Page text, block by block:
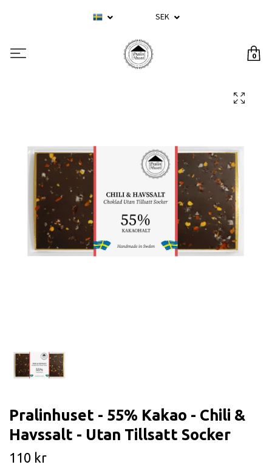
SEK
0
Pralinhuset - 55% Kakao - Chili &
Havssalt - Utan Tillsatt Socker
110 kr